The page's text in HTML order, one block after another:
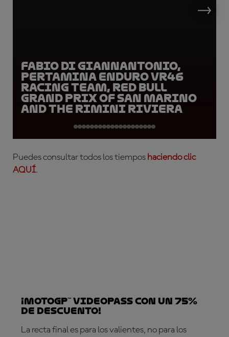
Fabio Di Giannantonio,
Pertamina Enduro VR46
Racing Team, Red Bull
Grand Prix of San Marino
and the Rimini Riviera
Puedes consultar todos los tiempos haciendo clic
AQUÍ.
¡MotoGP™ VideoPass con un 75%
de descuento!
La recta final es para los valientes, no para los